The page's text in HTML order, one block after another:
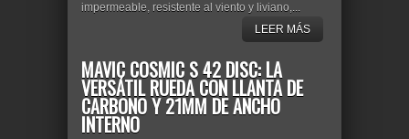
impermeable, resistente al viento y liviano,...
LEER MÁS
MAVIC COSMIC S 42 DISC: LA
VERSÁTIL RUEDA CON LLANTA DE
CARBONO Y 21MM DE ANCHO
INTERNO